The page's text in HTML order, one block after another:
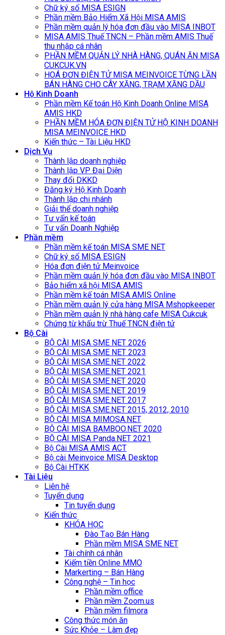
Chữ ký số MISA ESIGN
Phần mềm Bảo Hiểm Xã Hội MISA AMIS
Phần mềm quản lý hóa đơn đầu vào MISA INBOT
MISA AMIS Thuế TNCN – Phần mềm AMIS Thuế
thu nhập cá nhân
PHẦN MỀM QUẢN LÝ NHÀ HÀNG, QUÁN ĂN MISA
CUKCUK.VN
HOÁ ĐƠN ĐIỆN TỬ MISA MEINVOICE TỪNG LẦN
BÁN HÀNG CHO CÂY XĂNG, TRẠM XĂNG DẦU
Hộ Kinh Doanh
Phần mềm Kế toán Hộ Kinh Doanh Online MISA
AMIS HKD
PHẦN MỀM HÓA ĐƠN ĐIỆN TỬ HỘ KINH DOANH
MISA MEINVOICE HKD
Kiến thức – Tài Liệu HKD
Dịch Vụ
Thành lập doanh nghiệp
Thành lập VP Đại Diện
Thay đổi DKKD
Đăng ký Hộ Kinh Doanh
Thành lập chi nhánh
Giải thể doanh nghiệp
Tư vấn kế toán
Tư vấn Doanh Nghiệp
Phần mềm
Phần mềm kế toán MISA SME NET
Chữ ký số MISA ESIGN
Hóa đơn điện tử Meinvoice
Phần mềm quản lý hóa đơn đầu vào MISA INBOT
Bảo hiểm xã hội MISA AMIS
Phần mềm kế toán MISA AMIS Online
Phần mềm quản lý cửa hàng MISA Mshopkeeper
Phần mềm quản lý nhà hàng cafe MISA Cukcuk
Chứng từ khấu trừ Thuế TNCN điện tử
Bộ Cài
BỘ CÀI MISA SME NET 2026
BỘ CÀI MISA SME NET 2023
BỘ CÀI MISA SME.NET 2022
BỘ CÀI MISA SME.NET 2021
BỘ CÀI MISA SME.NET 2020
BỘ CÀI MISA SME.NET 2019
BỘ CÀI MISA SME.NET 2017
BỘ CÀI MISA SME.NET 2015, 2012, 2010
BỘ CÀI MISA MIMOSA.NET
BỘ CÀI MISA BAMBOO.NET 2020
BỘ CÀI MISA Panda.NET 2021
Bộ Cài MISA AMIS ACT
Bộ cài Meinvoice MISA Desktop
Bộ Cài HTKK
Tài Liệu
Liên hệ
Tuyển dụng
Tin tuyển dụng
Kiến thức
KHÓA HỌC
Đào Tạo Bán Hàng
Phần mềm MISA SME NET
Tài chính cá nhân
Kiếm tiền Online MMO
Markerting – Bán Hàng
Công nghệ – Tin học
Phần mềm office
Phần mềm Zoom.us
Phần mềm filmora
Công thức món ăn
Sức Khỏe – Làm đẹp